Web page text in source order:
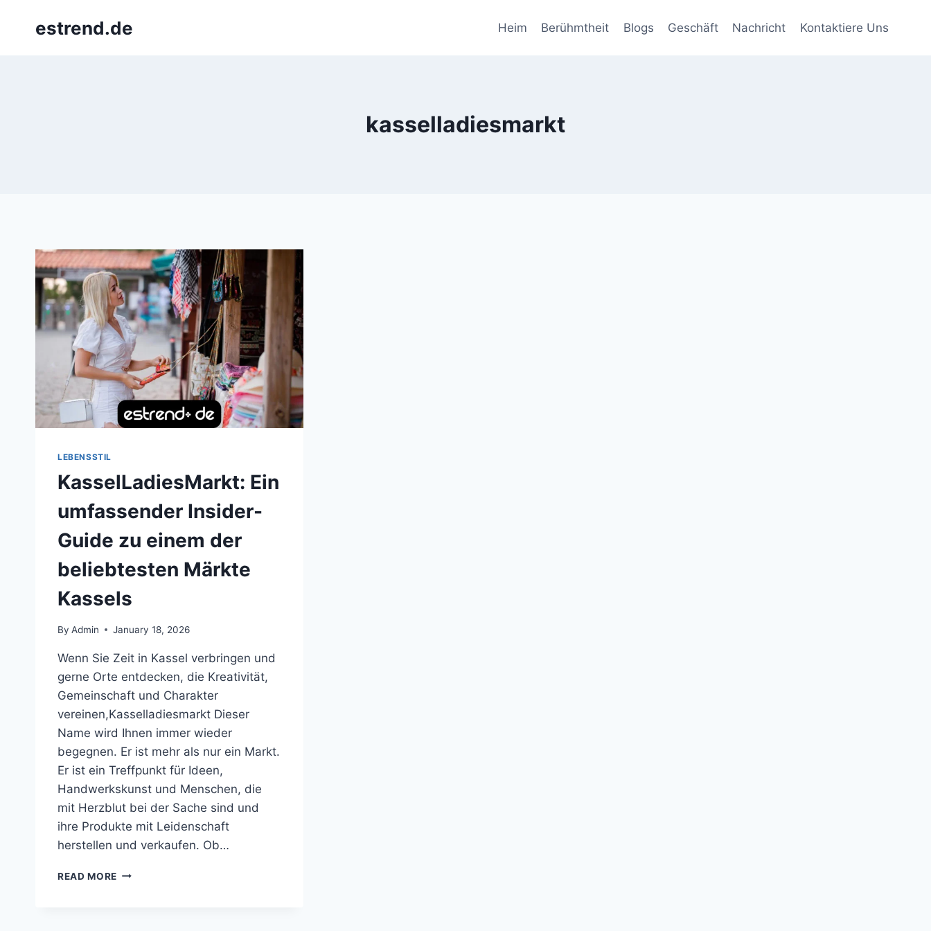
estrend.de Heim Berühmtheit Blogs Geschäft Nachricht Kontaktiere Uns
kasselladiesmarkt
LEBENSSTIL
KasselLadiesMarkt: Ein
umfassender Insider-
Guide zu einem der
beliebtesten Märkte
Kassels
By Admin January 18, 2026
Wenn Sie Zeit in Kassel verbringen und
gerne Orte entdecken, die Kreativität,
Gemeinschaft und Charakter
vereinen,Kasselladiesmarkt Dieser
Name wird Ihnen immer wieder
begegnen. Er ist mehr als nur ein Markt.
Er ist ein Treffpunkt für Ideen,
Handwerkskunst und Menschen, die
mit Herzblut bei der Sache sind und
ihre Produkte mit Leidenschaft
herstellen und verkaufen. Ob…
READ MORE KASSELLADIESMARKT: